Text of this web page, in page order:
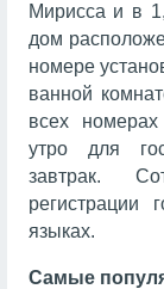
Мирисса и в
дом
номере
ванной
всех
утро для
завтрак.
регистрации
языках.
Самые